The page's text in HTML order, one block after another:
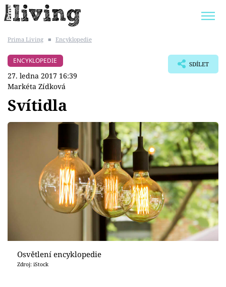
BYDLENÍ SLAVNÝCH
Témata
Zahrada
Design
Přihlášení
Prima Living ■ Encyklopedie
ENCYKLOPEDIE
27. ledna 2017 16:39
Markéta Zídková
SDÍLET
Svítidla
Osvětlení encyklopedie
Zdroj: iStock